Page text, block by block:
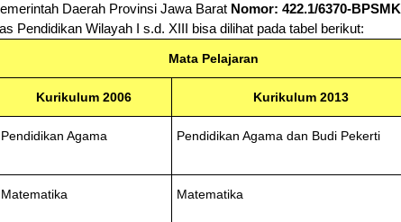
Daerah Provinsi Jawa Barat Nomor: 422.1/6370-BPSMK
Pendidikan Wilayah I s.d. XIII bisa dilihat pada tabel berikut:
Mata Pelajaran
Kurikulum 2006 Kurikulum 2013
Pendidikan Agama Pendidikan Agama dan Budi Pekerti
Matematika Matematika